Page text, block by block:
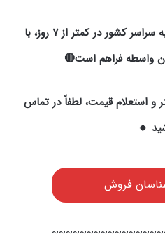
🔴امکان ارسال این محصول به سراسر کشور در کمتر از ۷ روز، با
واسطه فراهم است🔴
و استعلام قیمت، لطفاً در تماس
🔸
فروش